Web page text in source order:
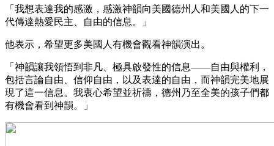
「我想表達我的感激，感激神韻向美國德州人和美國人的下一
代傳達熱愛民主、自由的信息。」
他表示，希望更多美國人有機會觀看神韻演出。
「神韻讓我領悟到非凡、極具啟發性的信息——自由與權利，
包括言論自由、信仰自由，以及表達的自由，而神韻完美地展
現了這一信息。我衷心希望並祈禱，德州乃至全美的孩子們都
有機會看到神韻。」